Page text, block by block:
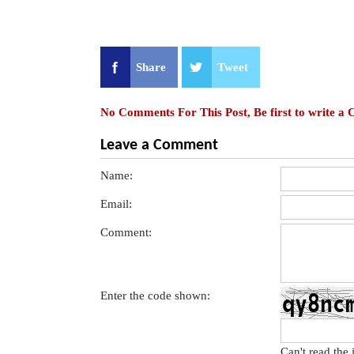
Share Tweet
No Comments For This Post, Be first to write a
Leave a Comment
Name:
Email:
Comment:
Enter the code shown: